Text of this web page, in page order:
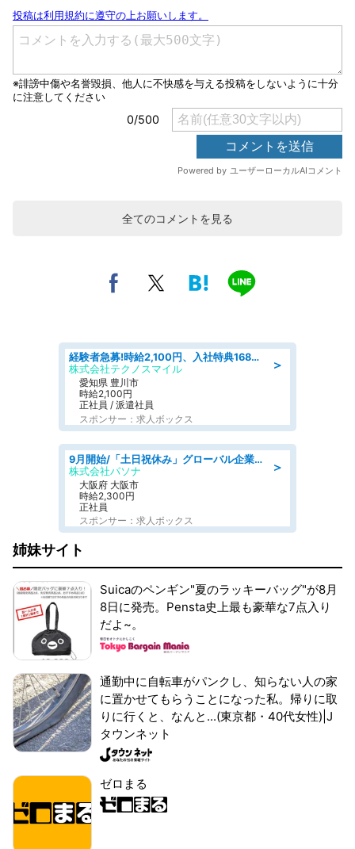
全てのコメントを見る
＞
経験者急募!時給2,100円、入社特典168万円の自動車製造業務/トヨタ自動車/tutumi
株式会社テクノスマイル
愛知県 豊川市
時給2,100円
正社員 / 派遣社員
スポンサー：求人ボックス
＞
9月開始/「土日祝休み」グローバル企業での産業保健のお仕事/保健師/高時給/残業なし/服装自由
株式会社パソナ
大阪府 大阪市
時給2,300円
正社員
スポンサー：求人ボックス
姉妹サイト
Suicaのペンギン"夏のラッキーバッグ"が8月
8日に発売。Pensta史上最も豪華な7点入り
だよ~。
通勤中に自転車がパンクし、知らない人の家
に置かせてもらうことになった私。帰りに取
りに行くと、なんと...(東京都・40代女性)|J
タウンネット
ゼロまる